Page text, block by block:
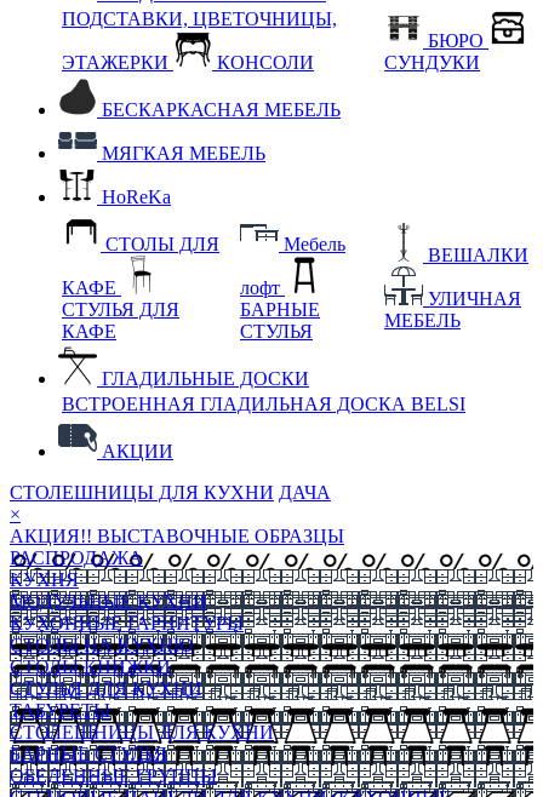
ПОДСТАВКИ, ЦВЕТОЧНИЦЫ,
ЭТАЖЕРКИ КОНСОЛИ
БЮРО
СУНДУКИ
БЕСКАРКАСНАЯ МЕБЕЛЬ
МЯГКАЯ МЕБЕЛЬ
HoReKa
СТОЛЫ ДЛЯ
КАФЕ
СТУЛЬЯ ДЛЯ
КАФЕ
Мебель
лофт
БАРНЫЕ
СТУЛЬЯ
ВЕШАЛКИ
УЛИЧНАЯ
МЕБЕЛЬ
ГЛАДИЛЬНЫЕ ДОСКИ
ВСТРОЕННАЯ ГЛАДИЛЬНАЯ ДОСКА BELSI
АКЦИИ
СТОЛЕШНИЦЫ ДЛЯ КУХНИ ДАЧА
×
АКЦИЯ!! ВЫСТАВОЧНЫЕ ОБРАЗЦЫ
РАСПРОДАЖА
КУХНЯ
МОДУЛЬНЫЕ КУХНИ
КУХОННЫЕ ГАРНИТУРЫ
СТОЛЫ НА КУХНЮ
СТОЛЫ КНИЖКИ
СТУЛЬЯ ДЛЯ КУХНИ
ТАБУРЕТЫ
СТОЛЕШНИЦЫ ДЛЯ КУХНИ
БАРНЫЕ СТУЛЬЯ
ОБЕДЕННЫЕ ГРУППЫ